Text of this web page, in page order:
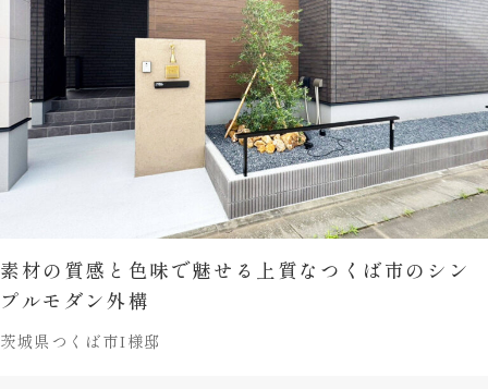
素材の質感と色味で魅せる上質なつくば市のシン
プルモダン外構
茨城県つくば市I様邸